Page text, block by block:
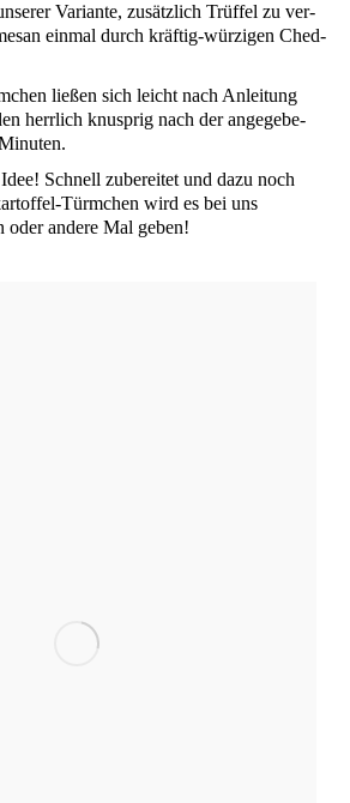
Vari­an­te, zusätz­lich Trüf­fel zu ver­
ein­mal durch kräf­tig-wür­zi­gen Ched­
lie­ßen sich leicht nach Anlei­tung
herr­lich knusp­rig nach der ange­ge­be­
Schnell zube­rei­tet und dazu noch
Türm­chen wird es bei uns
oder ande­re Mal geben!